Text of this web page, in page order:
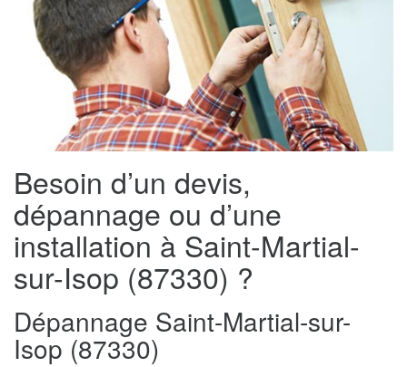
Besoin d’un devis,
dépannage ou d’une
installation à Saint-Martial-
sur-Isop (87330) ?
Dépannage Saint-Martial-sur-
Isop (87330)